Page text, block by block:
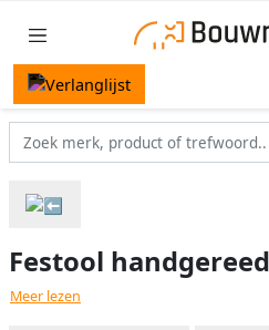
Festool
Meer lezen